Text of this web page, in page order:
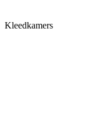
Kleedkamers